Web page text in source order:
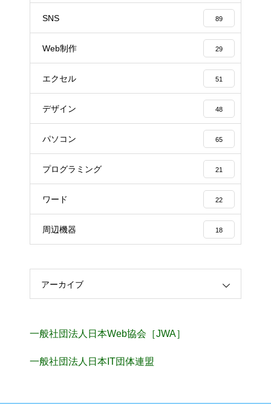
SNS 89
Web制作 29
エクセル 51
デザイン 48
パソコン 65
プログラミング 21
ワード 22
周辺機器 18
アーカイブ
一般社団法人日本Web協会［JWA］
一般社団法人日本IT団体連盟